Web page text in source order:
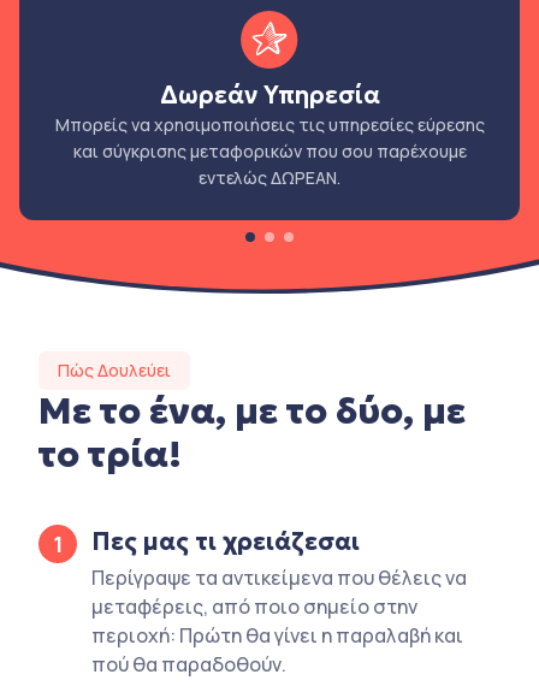
Δωρεάν Υπηρεσία
Μπορείς να χρησιμοποιήσεις τις υπηρεσίες εύρεσης
και σύγκρισης μεταφορικών που σου παρέχουμε
εντελώς ΔΩΡΕΑΝ.
Πώς Δουλεύει
Με το ένα, με το δύο, με
το τρία!
1 Πες μας τι χρειάζεσαι
Περίγραψε τα αντικείμενα που θέλεις να
μεταφέρεις, από ποιο σημείο στην
περιοχή: Πρώτη θα γίνει η παραλαβή και
πού θα παραδοθούν.